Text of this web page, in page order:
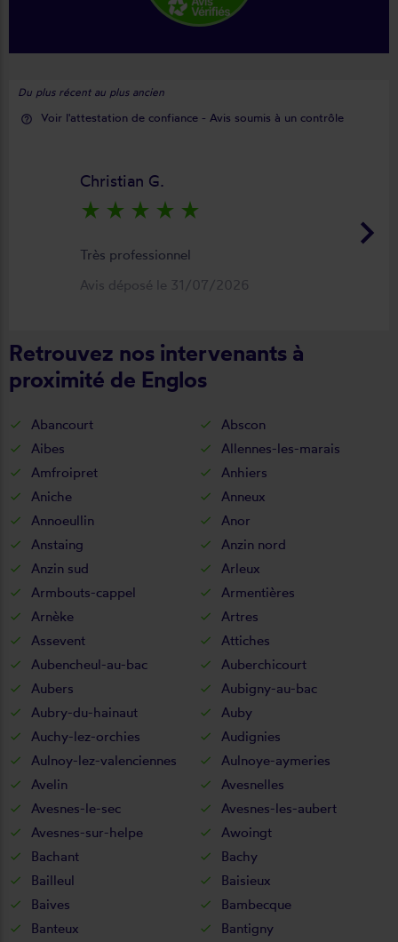
Du plus récent au plus ancien
help_outline Voir l'attestation de confiance - Avis soumis à un contrôle
keyboard_arrow_right
Christian G.
star_rate star_rate star_rate star_rate star_rate
Très professionnel
Avis déposé le 31/07/2026
Retrouvez nos intervenants à
proximité de Englos
Abancourt
Abscon
Aibes
Allennes-les-marais
Amfroipret
Anhiers
Aniche
Anneux
Annoeullin
Anor
Anstaing
Anzin nord
Anzin sud
Arleux
Armbouts-cappel
Armentières
Arnèke
Artres
Assevent
Attiches
Aubencheul-au-bac
Auberchicourt
Aubers
Aubigny-au-bac
Aubry-du-hainaut
Auby
Auchy-lez-orchies
Audignies
Aulnoy-lez-valenciennes
Aulnoye-aymeries
Avelin
Avesnelles
Avesnes-le-sec
Avesnes-les-aubert
Avesnes-sur-helpe
Awoingt
Bachant
Bachy
Bailleul
Baisieux
Baives
Bambecque
Banteux
Bantigny